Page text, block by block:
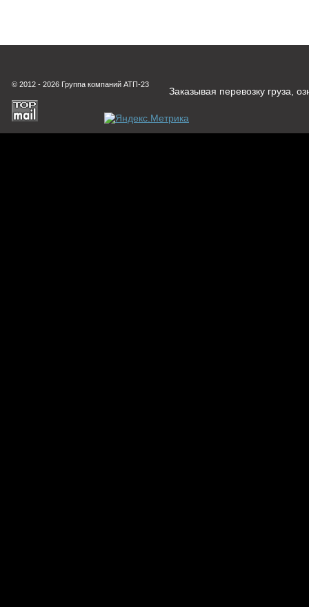
© 2012 - 2026 Группа компаний АТП-23
Заказывая перевозку груза,